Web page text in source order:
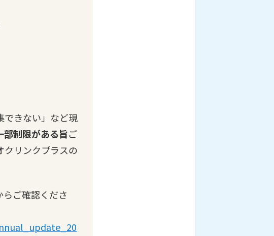
できない」など現
部制限がある旨ご
クリンクプラスの
らご確認くださ